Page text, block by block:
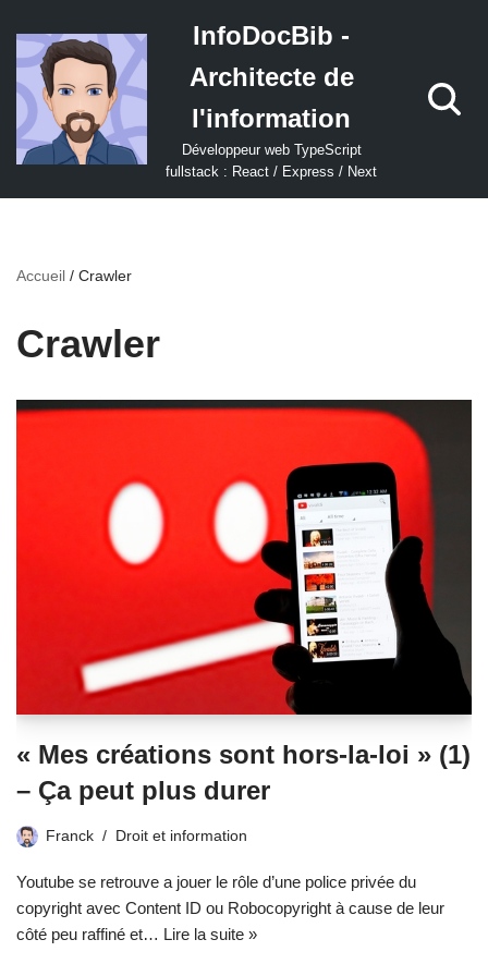
Aller
au
contenu
InfoDocBib -
Architecte de
l'information
Développeur web TypeScript
fullstack : React / Express / Next
Accueil / Crawler
Crawler
« Mes créations sont hors-la-loi » (1)
– Ça peut plus durer
Franck Droit et information
Youtube se retrouve a jouer le rôle d’une police privée du
copyright avec Content ID ou Robocopyright à cause de leur
côté peu raffiné et… Lire la suite »